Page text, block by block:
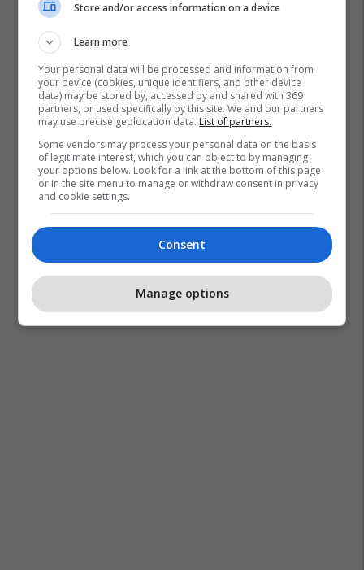
Arijanet Muric Sassuolo
Ipswich Town
Transferimet
Serie A
Store and/or access information on a device
Learn more
Your personal data will be processed and information from
your device (cookies, unique identifiers, and other device
data) may be stored by, accessed by and shared with 369
partners, or used specifically by this site. We and our partners
may use precise geolocation data. List of partners.
Some vendors may process your personal data on the basis
of legitimate interest, which you can object to by managing
your options below. Look for a link at the bottom of this page
or in the site menu to manage or withdraw consent in privacy
and cookie settings.
Consent
Manage options